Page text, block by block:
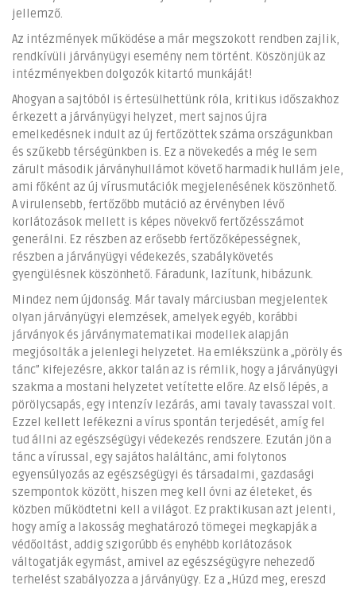
jellemző.
Az intézmények működése a már megszokott rendben zajlik,
rendkívüli járványügyi esemény nem történt. Köszönjük az
intézményekben dolgozók kitartó munkáját!
Ahogyan a sajtóból is értesülhettünk róla, kritikus időszakhoz
érkezett a járványügyi helyzet, mert sajnos újra
emelkedésnek indult az új fertőzöttek száma országunkban
és szűkebb térségünkben is. Ez a növekedés a még le sem
zárult második járványhullámot követő harmadik hullám jele,
ami főként az új vírusmutációk megjelenésének köszönhető.
A virulensebb, fertőzőbb mutáció az érvényben lévő
korlátozások mellett is képes növekvő fertőzésszámot
generálni. Ez részben az erősebb fertőzőképességnek,
részben a járványügyi védekezés, szabálykövetés
gyengülésnek köszönhető. Fáradunk, lazítunk, hibázunk.
Mindez nem újdonság. Már tavaly márciusban megjelentek
olyan járványügyi elemzések, amelyek egyéb, korábbi
járványok és járványmatematikai modellek alapján
megjósolták a jelenlegi helyzetet. Ha emlékszünk a „pöröly és
tánc” kifejezésre, akkor talán az is rémlik, hogy a járványügyi
szakma a mostani helyzetet vetítette előre. Az első lépés, a
pörölycsapás, egy intenzív lezárás, ami tavaly tavasszal volt.
Ezzel kellett lefékezni a vírus spontán terjedését, amíg fel
tud állni az egészségügyi védekezés rendszere. Ezután jön a
tánc a vírussal, egy sajátos haláltánc, ami folytonos
egyensúlyozás az egészségügyi és társadalmi, gazdasági
szempontok között, hiszen meg kell óvni az életeket, és
közben működtetni kell a világot. Ez praktikusan azt jelenti,
hogy amíg a lakosság meghatározó tömegei megkapják a
védőoltást, addig szigorúbb és enyhébb korlátozások
váltogatják egymást, amivel az egészségügyre nehezedő
terhelést szabályozza a járványügy. Ez a „Húzd meg, ereszd